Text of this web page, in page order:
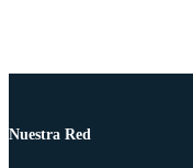
Nuestra Red